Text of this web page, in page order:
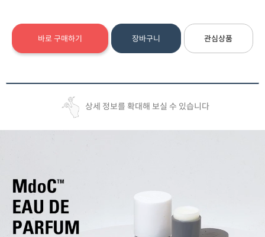
바로 구매하기 장바구니 관심상품
상세 정보를 확대해 보실 수 있습니다